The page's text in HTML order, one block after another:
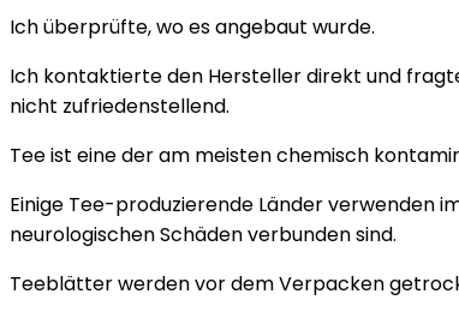
Ich überprüfte, wo es angebaut wurde.
Ich kontaktierte den Hersteller direkt und
nicht zufriedenstellend.
Tee ist eine der am meisten chemisch
Einige Tee-produzierende Länder verwenden
neurologischen Schäden verbunden sind.
Teeblätter werden vor dem Verpacken